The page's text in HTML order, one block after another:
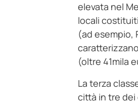
elevata nel
locali
(ad esempio,
(oltre 41mila
La terza
città in tre